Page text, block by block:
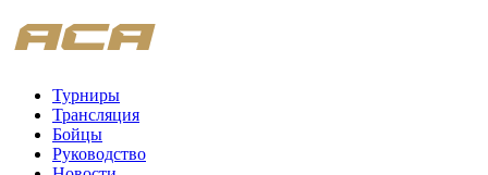
Турниры
Трансляция
Бойцы
Руководство